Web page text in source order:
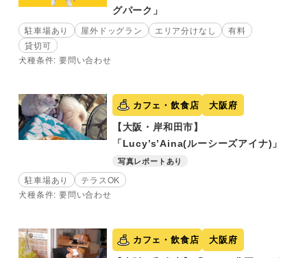
グパーク」
駐車場あり 屋外ドッグラン エリア分けなし
有料
貸切可
犬種条件: 要問い合わせ
カフェ・飲食店 大阪府
【大阪・岸和田市】
「Lucy’s’Aina(ルーシーズアイナ)」
写真レポートあり
駐車場あり
テラスOK
犬種条件: 要問い合わせ
カフェ・飲食店 大阪府